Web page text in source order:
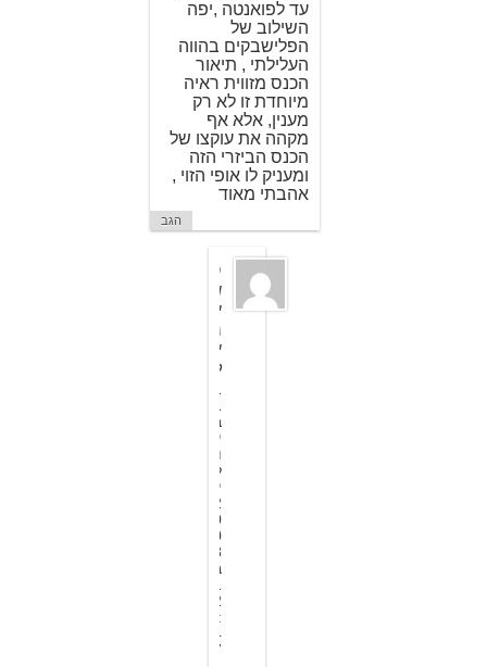
עד לפואנטה ,יפה
השילוב של
הפלישבקים בהווה
העלילתי , תיאור
הכנס מזווית ראיה
מיוחדת זו לא רק
מענין, אלא אף
מקהה את עוקצו של
הכנס הביזרי הזה
ומעניק לו אופי הזוי ,
אהבתי מאוד
הגב
ר
ן
י
ג
י
ל
ב
י
ו
ל
י
2
0
0
8
ב
2
:
4
7